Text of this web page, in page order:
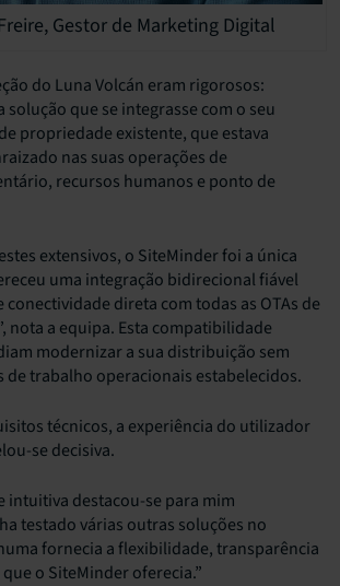
Gestor de Marketing Digital
do Luna Volcán eram rigorosos:
solução que se integrasse com o seu
propriedade existente, que estava
nas suas operações de
recursos humanos e ponto de
extensivos, o SiteMinder foi a única
uma integração bidirecional fiável
conectividade direta com todas as OTAs de
nota a equipa. Esta compatibilidade
modernizar a sua distribuição sem
trabalho operacionais estabelecidos.
técnicos, a experiência do utilizador
se decisiva.
intuitiva destacou-se para mim
testado várias outras soluções no
fornecia a flexibilidade, transparência
o SiteMinder oferecia.”